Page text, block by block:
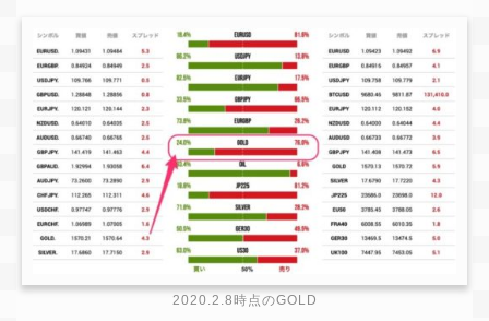
2020.2.8時点のGOLD